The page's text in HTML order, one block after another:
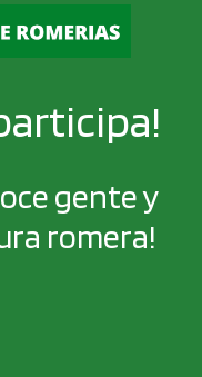
gente y
romera!